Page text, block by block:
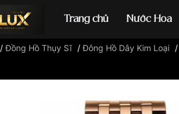
Trang chủ Nước Hoa
Đồng hồ casio
/Đồng Hồ Thụy Sĩ /Đông Hồ Dây Kim Loại